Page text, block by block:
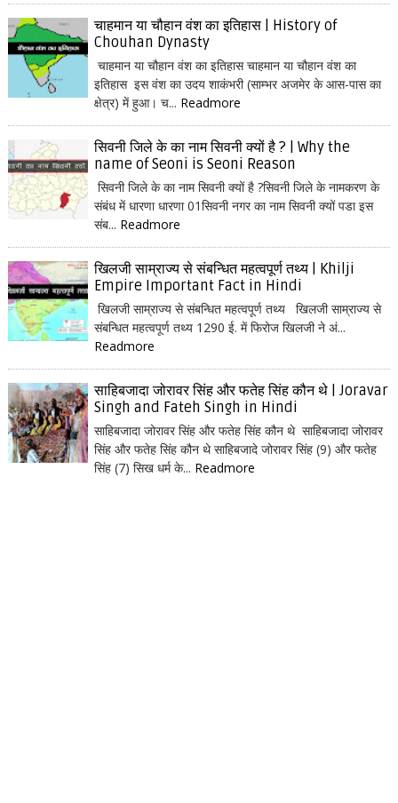
चाहमान या चौहान वंश का इतिहास | History of
Chouhan Dynasty
चाहमान या चौहान वंश का इतिहास चाहमान या चौहान वंश का
इतिहास इस वंश का उदय शाकंभरी (साम्भर अजमेर के आस-पास का
क्षेत्र) में हुआ। च... Readmore
सिवनी जिले के का नाम सिवनी क्यों है ? | Why the
name of Seoni is Seoni Reason
सिवनी जिले के का नाम सिवनी क्यों है ?सिवनी जिले के नामकरण के
संबंध में धारणा धारणा 01सिवनी नगर का नाम सिवनी क्यों पडा इस
संब... Readmore
खिलजी साम्राज्य से संबन्धित महत्वपूर्ण तथ्य | Khilji
Empire Important Fact in Hindi
खिलजी साम्राज्य से संबन्धित महत्वपूर्ण तथ्य खिलजी साम्राज्य से
संबन्धित महत्वपूर्ण तथ्य 1290 ई. में फिरोज खिलजी ने अं...
Readmore
साहिबजादा जोरावर सिंह और फतेह सिंह कौन थे | Joravar
Singh and Fateh Singh in Hindi
साहिबजादा जोरावर सिंह और फतेह सिंह कौन थे साहिबजादा जोरावर
सिंह और फतेह सिंह कौन थे साहिबजादे जोरावर सिंह (9) और फतेह
सिंह (7) सिख धर्म के... Readmore